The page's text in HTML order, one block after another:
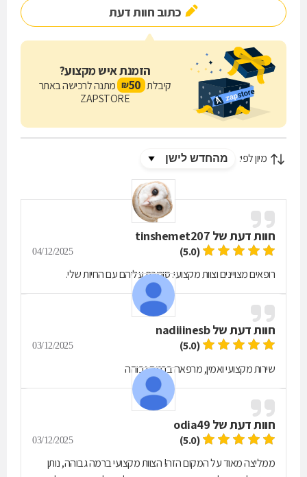
מתוך אחריות חברתית, הצוות שלנו מחויב למתן שירותי רפואה מתקדמים
במחירים מוזלים לחתולי רחוב, ומשתתף במבצעי עיקור וסירוס למענם.
זמינותנו עבורכם היא עדיפות עליונה - המרפאה פתוחה לקבלת מקרי
חירום לאורך כל היום והערב, כולל מענה טלפוני בשעות הלילה ובשבת
למקרי חירום.
פנו אלינו עוד היום כדי להעניק לחיית המחמד שלכם את הטיפול המקצועי
והאכפתי שהיא ראויה לו.
כתוב חוות דעת
הזמנת איש מקצוע?
קיבלת 50
₪ מתנה לרכישה באתר
ZAPSTORE
מיון לפי:
חוות דעת של tinshemet207
(5.0)
04/12/2025
רופאים מצויינים וצוות מקצועי. סומכת עליהם עם החיות שלי.
חוות דעת שלnadiiinesb
(5.0)
03/12/2025
שירות מקצועי ואמין, מרפאה ברמה גבוהה
חוות דעת של odia49
(5.0)
03/12/2025
ממליצה מאוד על המקום הזה! הצוות מקצועי ברמה גבוהה, נותן